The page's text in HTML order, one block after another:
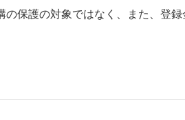
保護の対象ではなく、また、登